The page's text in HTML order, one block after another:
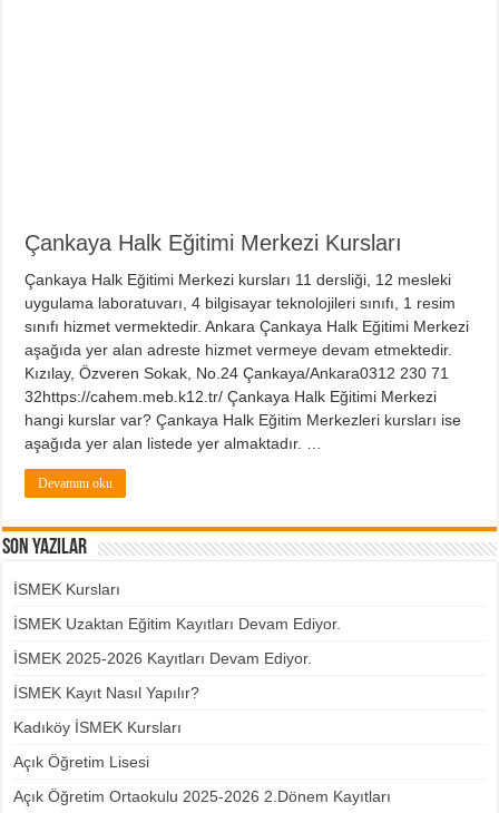
Çankaya Halk Eğitimi Merkezi Kursları
Çankaya Halk Eğitimi Merkezi kursları 11 dersliği, 12 mesleki
uygulama laboratuvarı, 4 bilgisayar teknolojileri sınıfı, 1 resim
sınıfı hizmet vermektedir. Ankara Çankaya Halk Eğitimi Merkezi
aşağıda yer alan adreste hizmet vermeye devam etmektedir.
Kızılay, Özveren Sokak, No.24 Çankaya/Ankara0312 230 71
32https://cahem.meb.k12.tr/ Çankaya Halk Eğitimi Merkezi
hangi kurslar var? Çankaya Halk Eğitim Merkezleri kursları ise
aşağıda yer alan listede yer almaktadır. …
Devamını oku
Son Yazılar
İSMEK Kursları
İSMEK Uzaktan Eğitim Kayıtları Devam Ediyor.
İSMEK 2025-2026 Kayıtları Devam Ediyor.
İSMEK Kayıt Nasıl Yapılır?
Kadıköy İSMEK Kursları
Açık Öğretim Lisesi
Açık Öğretim Ortaokulu 2025-2026 2.Dönem Kayıtları